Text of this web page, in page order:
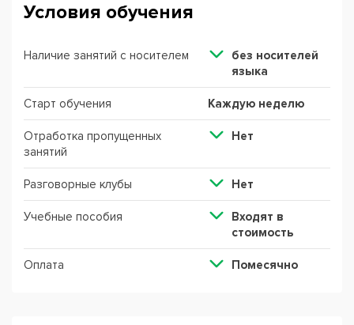
Условия обучения
Наличие занятий с носителем
без носителей
языка
Старт обучения Каждую неделю
Отработка пропущенных
занятий
Нет
Разговорные клубы Нет
Учебные пособия
Входят в
стоимость
Оплата Помесячно